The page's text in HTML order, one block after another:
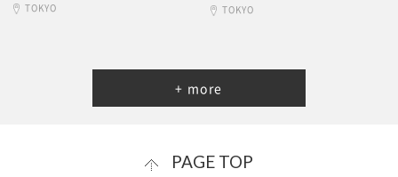
TOKYO TOKYO
+ more
PAGE TOP